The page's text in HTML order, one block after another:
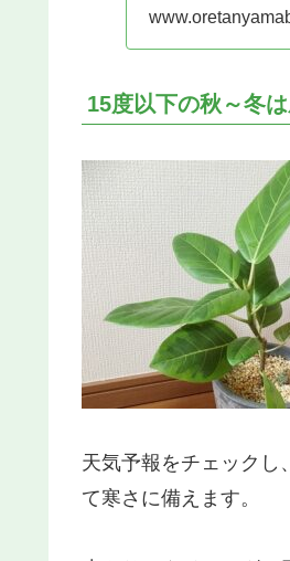
15度以下の秋～冬
天気予報をチェックし
て寒さに備えます。